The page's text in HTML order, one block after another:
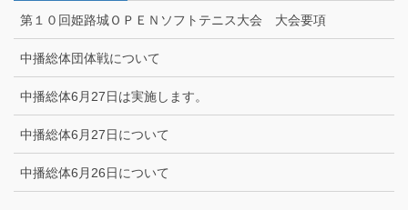
第１０回姫路城ＯＰＥＮソフトテニス大会 大会要項
中播総体団体戦について
中播総体6月27日は実施します。
中播総体6月27日について
中播総体6月26日について